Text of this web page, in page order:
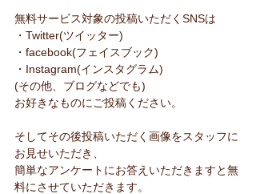
無料サービス対象の投稿いただくSNSは
・Twitter(ツイッター)
・facebook(フェイスブック)
・Instagram(インスタグラム)
(その他、ブログなどでも)
お好きなものにご投稿ください。
そしてその後投稿いただく画像をスタッフに
お見せいただき、
簡単なアンケートにお答えいただきますと無
料にさせていただきます。